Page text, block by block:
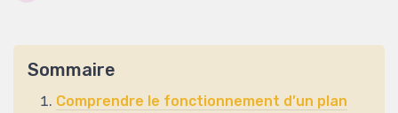
Sommaire
Comprendre le fonctionnement d’un plan